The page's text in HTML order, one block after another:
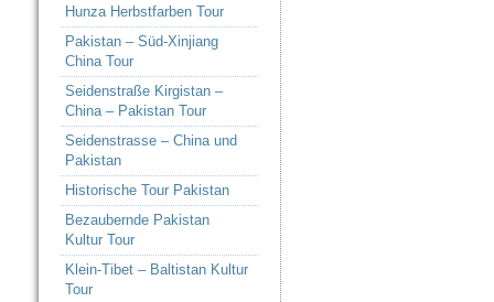
Hunza Herbstfarben Tour
Pakistan – Süd-Xinjiang
China Tour
Seidenstraße Kirgistan –
China – Pakistan Tour
Seidenstrasse – China und
Pakistan
Historische Tour Pakistan
Bezaubernde Pakistan
Kultur Tour
Klein-Tibet – Baltistan Kultur
Tour